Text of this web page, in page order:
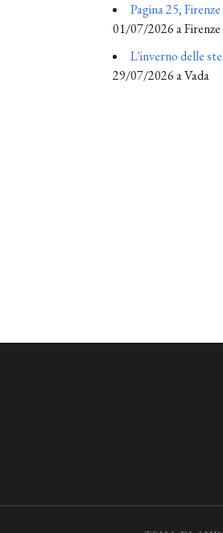
Pagina 25, Firenze
01/07/2026 a Firenze
L'inverno delle
29/07/2026 a Vada